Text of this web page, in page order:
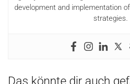
development and implementation
strategies.
Das könnte dir auch